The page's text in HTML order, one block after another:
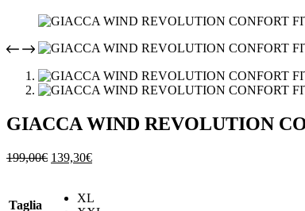
GIACCA WIND REVOLUTION
199,00€ Il
era:
139,30€Il
è:
Taglia
XL